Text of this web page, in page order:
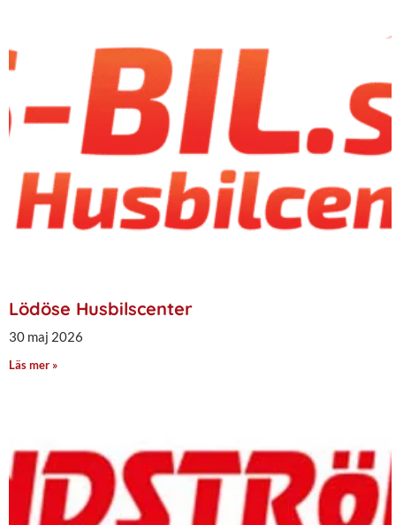
Lödöse Husbilscenter
30 maj 2026
Läs mer »